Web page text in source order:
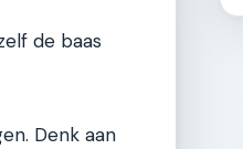
de baas
Denk aan